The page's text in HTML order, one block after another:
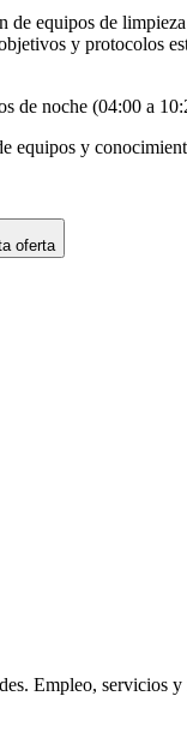
de equipos de
y protocolos
de noche (04:00 a
equipos y
oferta
Empleo, servicios